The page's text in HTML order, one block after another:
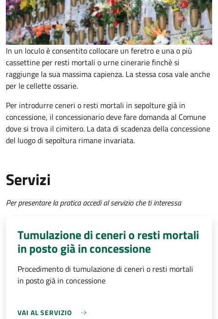
In un loculo è consentito collocare un feretro e una o più
cassettine per resti mortali o urne cinerarie finchè si
raggiunge la sua massima capienza. La stessa cosa vale anche
per le cellette ossarie.
Per introdurre ceneri o resti mortali in sepolture già in
concessione, il concessionario deve fare domanda al Comune
dove si trova il cimitero. La data di scadenza della concessione
del luogo di sepoltura rimane invariata.
Servizi
Per presentare la pratica accedi al servizio che ti interessa
Tumulazione di ceneri o resti mortali
in posto già in concessione
Procedimento di tumulazione di ceneri o resti mortali
in posto già in concessione
VAI AL SERVIZIO